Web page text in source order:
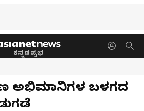
ಕನ್ನಡಪ್ರಭ
ಅಭಿಮಾನಿಗಳ ಬಳಗದ